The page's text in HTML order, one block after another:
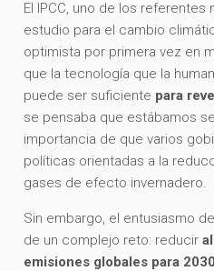
El IPCC, uno de los
estudio para el cambio
optimista por primera vez en
que la tecnología que la
puede ser suficiente para
se pensaba que estábamos
importancia de que varios
políticas orientadas a la
gases de efecto invernadero.
Sin embargo, el entusiasmo
de un complejo reto: reducir
emisiones globales para 2030